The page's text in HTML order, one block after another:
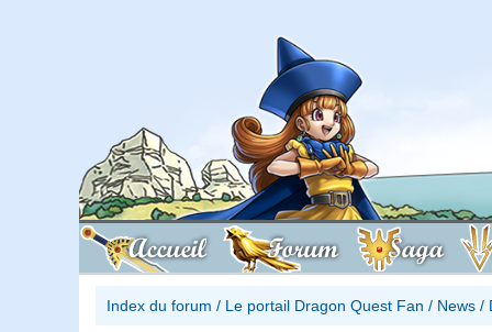
Accueil Forum Saga
Index du forum / Le portail Dragon Quest Fan / News /